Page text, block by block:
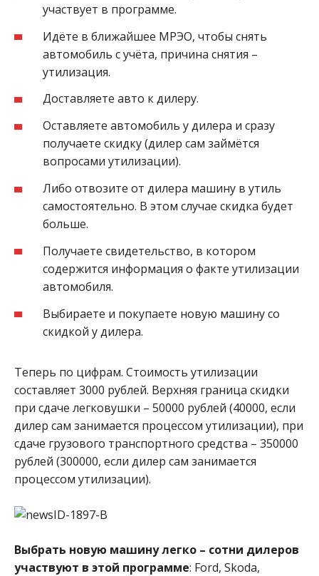
участвует в программе.
Идёте в ближайшее МРЭО, чтобы снять
автомобиль с учёта, причина снятия –
утилизация.
Доставляете авто к дилеру.
Оставляете автомобиль у дилера и сразу
получаете скидку (дилер сам займётся
вопросами утилизации).
Либо отвозите от дилера машину в утиль
самостоятельно. В этом случае скидка будет
больше.
Получаете свидетельство, в котором
содержится информация о факте утилизации
автомобиля.
Выбираете и покупаете новую машину со
скидкой у дилера.
Теперь по цифрам. Стоимость утилизации
составляет 3000 рублей. Верхняя граница скидки
при сдаче легковушки – 50000 рублей (40000, если
дилер сам занимается процессом утилизации), при
сдаче грузового транспортного средства – 350000
рублей (300000, если дилер сам занимается
процессом утилизации).
Выбрать новую машину легко – сотни дилеров
участвуют в этой программе: Ford, Skoda,